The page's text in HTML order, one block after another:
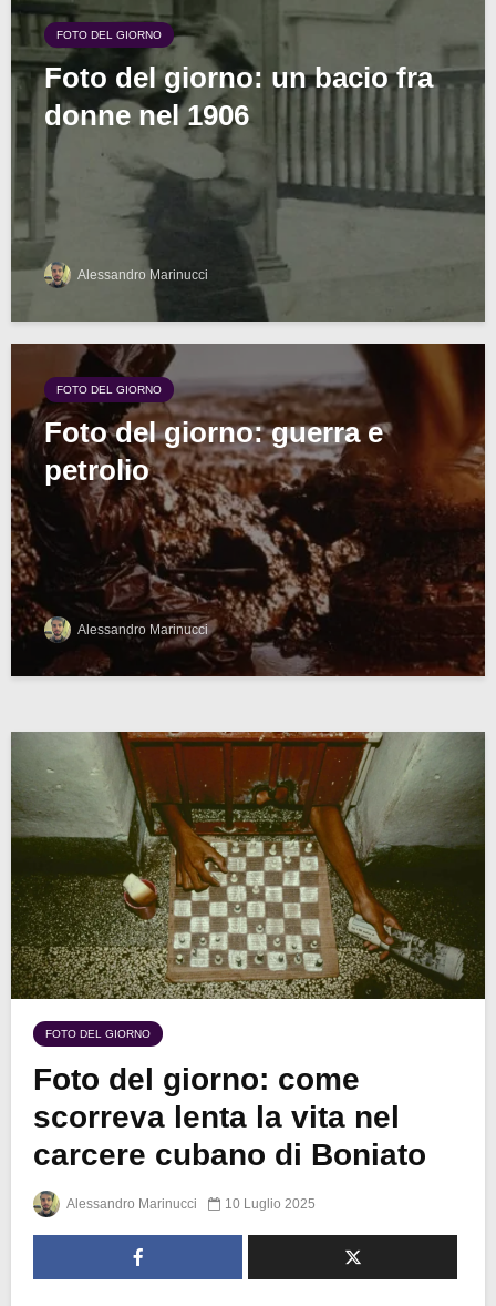
FOTO DEL GIORNO
Foto del giorno: un bacio fra
donne nel 1906
Alessandro Marinucci
FOTO DEL GIORNO
Foto del giorno: guerra e
petrolio
Alessandro Marinucci
FOTO DEL GIORNO
Foto del giorno: come
scorreva lenta la vita nel
carcere cubano di Boniato
Alessandro Marinucci 10 Luglio 2025